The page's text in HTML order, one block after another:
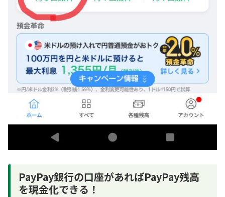
PayPay銀行の口座があればPayPay残高
を現金化できる！